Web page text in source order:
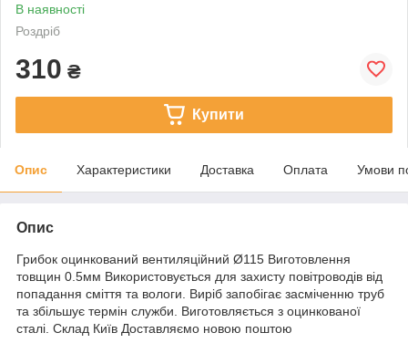
В наявності
Роздріб
310 ₴
Купити
Опис Характеристики Доставка Оплата Умови
Опис
Грибок оцинкований вентиляційний Ø115 Виготовлення
товщин 0.5мм Використовується для захисту повітроводів від
попадання сміття та вологи. Виріб запобігає засміченню труб
та збільшує термін служби. Виготовляється з оцинкованої
сталі. Склад Київ Доставляємо новою поштою